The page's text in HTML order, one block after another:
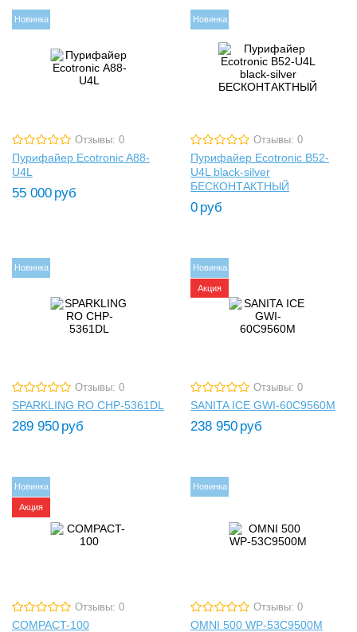
Новинка
Отзывы: 0
Пурифайер Ecotronic A88-
U4L
55 000 руб
Новинка
Отзывы: 0
Пурифайер Ecotronic B52-
U4L black-silver
БЕСКОНТАКТНЫЙ
0 руб
Новинка
Отзывы: 0
SPARKLING RO CHP-5361DL
289 950 руб
Новинка
Акция
Отзывы: 0
SANITA ICE GWI-60C9560M
238 950 руб
Новинка
Акция
Отзывы: 0
COMPACT-100
Новинка
Отзывы: 0
OMNI 500 WP-53C9500M